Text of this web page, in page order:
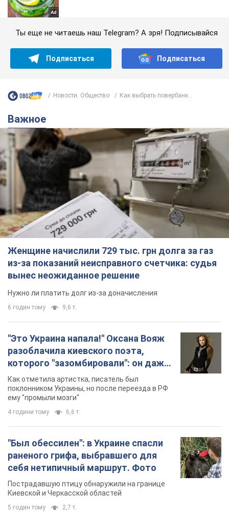
Ты еще не читаешь наш Telegram? А зря! Подписывайся
Подписаться Подписаться
Новости. Общество Как выбрать повербанк...
Важное
Женщине начислили 729 тыс. грн долга за газ
из-за показаний неисправного счетчика: судья
вынес неожиданное решение
Нужно ли платить долг из-за доначисления
6 годин тому 9,6 т.
"Это Украина напала!" Оксана Вояж
разоблачила киевского поэта,
которого "зазомбировали": он даже
русского не знал, а теперь хочет
геноцида украинцев
Как отметила артистка, писатель был
поклонником Украины, но после переезда в РФ
ему "промыли мозги"
4 години тому 6,6 т.
"Был обессилен": в Украине спасли
раненого грифа, выбравшего для
себя нетипичный маршрут. Фото
Пострадавшую птицу обнаружили на границе
Киевской и Черкасской областей
5 годин тому 2,7 т.